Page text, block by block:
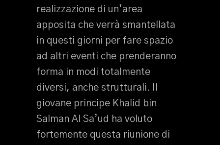
realizzazione di un’area
apposita che verrà smantellata
in questi giorni per fare spazio
ad altri eventi che prenderanno
forma in modi totalmente
diversi, anche strutturali. Il
giovane principe Khalid bin
Salman Al Sa’ud ha voluto
fortemente questa riunione di